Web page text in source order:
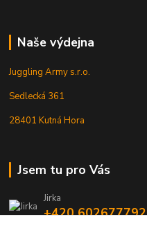
Naše výdejna
Juggling Army s.r.o.
Sedlecká 361
28401 Kutná Hora
Jsem tu pro Vás
Jirka
+420 602677792